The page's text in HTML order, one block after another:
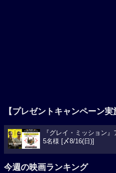
【プレゼントキャンペーン実
『グレイ・ミッション
5名様 [〆8/16(日)]
今週の映画ランキング